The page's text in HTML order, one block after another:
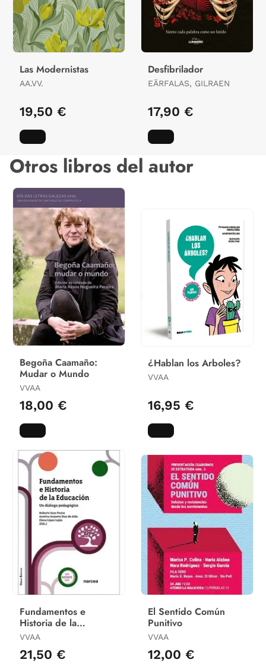
Las Modernistas
AA.VV.
19,50 €
Desfibrilador
EÄRFALAS, GILRAEN
17,90 €
Otros libros del autor
Begoña Caamaño:
Mudar o Mundo
VVAA
18,00 €
¿Hablan los Arboles?
VVAA
16,95 €
Fundamentos e
Historia de la
Educacion
VVAA
21,50 €
El Sentido Común
Punitivo
VVAA
12,00 €